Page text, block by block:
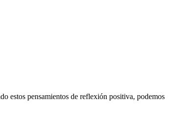
estos pensamientos de reflexión positiva, podemos